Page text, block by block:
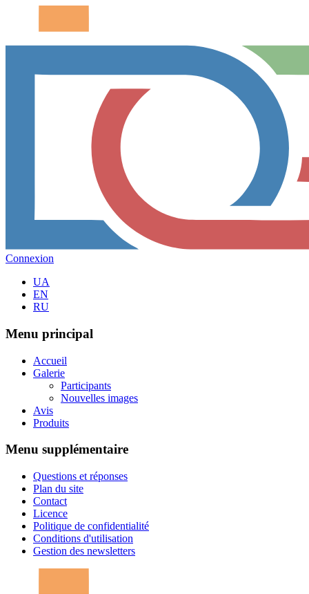
Connexion
UA
EN
RU
Menu principal
Accueil
Galerie
Participants
Nouvelles images
Avis
Produits
Menu supplémentaire
Questions et réponses
Plan du site
Contact
Licence
Politique de confidentialité
Conditions d'utilisation
Gestion des newsletters